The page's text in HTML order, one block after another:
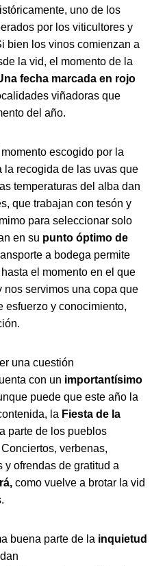
uno de los
por los viticultores y
bien los vinos comienzan a
la vid, el momento de la
fecha marcada en rojo
viñadoras que
del año.
escogido por la
la recogida de las uvas que
temperaturas del alba dan
que trabajan con tesón y
para seleccionar solo
en su punto óptimo de
a bodega permite
el momento en el que
servimos una copa que
esfuerzo y conocimiento,
una cuestión
con un importantísimo
puede que este año la
la Fiesta de la
parte de los pueblos
verbenas,
ofrendas de gratitud a
como vuelve a brotar la vid
buena parte de la inquietud